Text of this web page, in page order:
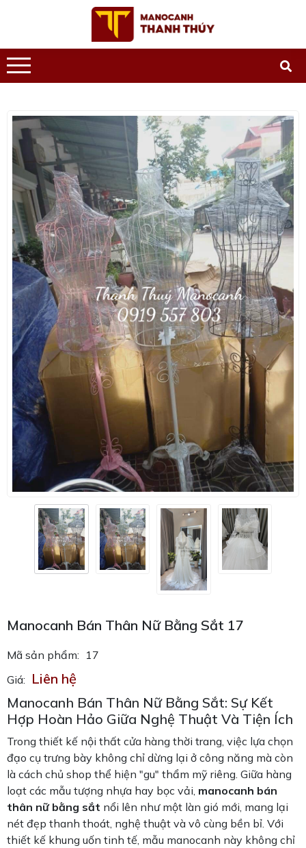
Manocanh Bán Thân Nữ Bằng Sắt 17
Mã sản phẩm: 17
Giá: Liên hệ
Manocanh Bán Thân Nữ Bằng Sắt: Sự Kết
Hợp Hoàn Hảo Giữa Nghệ Thuật Và Tiện Ích
Trong thiết kế nội thất cửa hàng thời trang, việc lựa chọn
đạo cụ trưng bày không chỉ dừng lại ở công năng mà còn
là cách chủ shop thể hiện "gu" thẩm mỹ riêng. Giữa hàng
loạt các mẫu tượng nhựa hay bọc vải, manocanh bán
thân nữ bằng sắt nổi lên như một làn gió mới, mang lại
nét đẹp thanh thoát, nghệ thuật và vô cùng bền bỉ. Với
thiết kế khung uốn tinh tế, mẫu manocanh này không chỉ